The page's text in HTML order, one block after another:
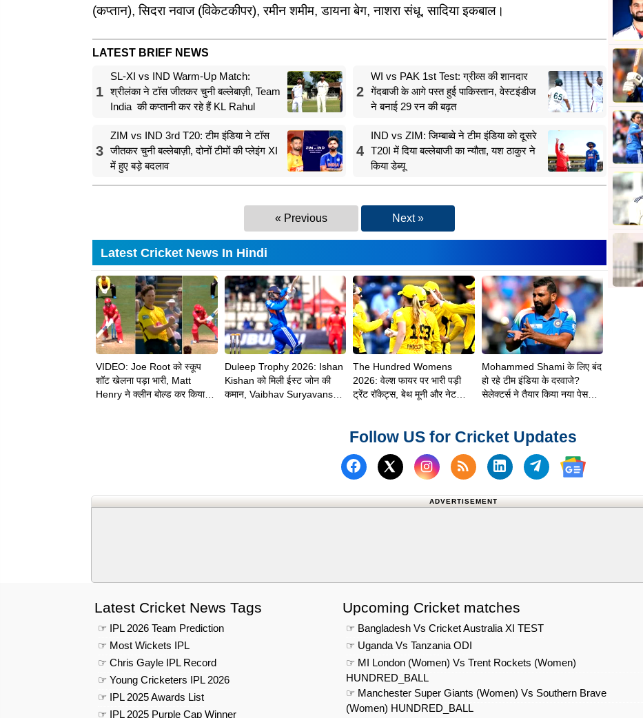
(कप्तान), सिदरा नवाज (विकेटकीपर), रमीन शमीम, डायना बेग, नाशरा संधू, सादिया इकबाल।
LATEST BRIEF NEWS
1
SL-XI vs IND Warm-Up Match:
श्रीलंका ने टॉस जीतकर चुनी बल्लेबाज़ी, Team
India की कप्तानी कर रहे हैं KL Rahul
2
WI vs PAK 1st Test: ग्रीव्स की शानदार
गेंदबाजी के आगे पस्त हुई पाकिस्तान, वेस्टइंडीज
ने बनाई 29 रन की बढ़त
3
ZIM vs IND 3rd T20: टीम इंडिया ने टॉस
जीतकर चुनी बल्लेबाज़ी, दोनों टीमों की प्लेइंग XI
में हुए बड़े बदलाव
4
IND vs ZIM: जिम्बाब्वे ने टीम इंडिया को दूसरे
T20I में दिया बल्लेबाजी का न्यौता, यश ठाकुर ने
किया डेब्यू
« Previous Next »
Latest Cricket News In Hindi
VIDEO: Joe Root को स्कूप
शॉट खेलना पड़ा भारी, Matt
Henry ने क्लीन बोल्ड कर किया
Duleep Trophy 2026: Ishan
Kishan को मिली ईस्ट जोन की
कमान, Vaibhav Suryavanshi
The Hundred Womens
2026: वेल्श फायर पर भारी पड़ी
ट्रेंट रॉकेट्स, बेथ मूनी और नेट
Mohammed Shami के लिए बंद
हो रहे टीम इंडिया के दरवाजे?
सेलेक्टर्स ने तैयार किया नया पेस
Follow US for Cricket Updates
Follow us on Facebook
Follow us on X (Twitter)
Subscribe to our RSS Feed
Follow us on LinkedIn
Follow us on
Follow us on
ADVERTISEMENT
Latest Cricket News Tags
☞ IPL 2026 Team Prediction
☞ Most Wickets IPL
☞ Chris Gayle IPL Record
☞ Young Cricketers IPL 2026
☞ IPL 2025 Awards List
☞ IPL 2025 Purple Cap Winner
Upcoming Cricket matches
☞ Bangladesh Vs Cricket Australia XI TEST
☞ Uganda Vs Tanzania ODI
☞ MI London (Women) Vs Trent Rockets (Women)
HUNDRED_BALL
☞ Manchester Super Giants (Women) Vs Southern Brave
(Women) HUNDRED_BALL